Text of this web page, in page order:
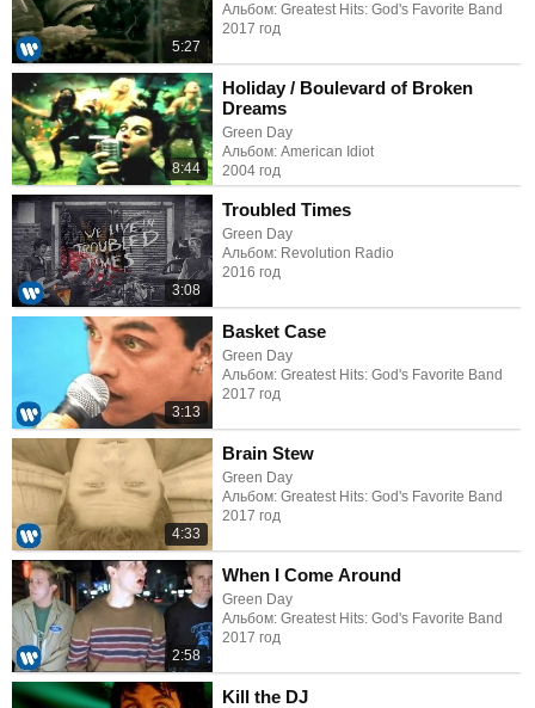
5:27
Альбом: Greatest Hits: God's Favorite Band
2017 год
8:44
Holiday / Boulevard of Broken
Dreams
Green Day
Альбом: American Idiot
2004 год
3:08
Troubled Times
Green Day
Альбом: Revolution Radio
2016 год
3:13
Basket Case
Green Day
Альбом: Greatest Hits: God's Favorite Band
2017 год
4:33
Brain Stew
Green Day
Альбом: Greatest Hits: God's Favorite Band
2017 год
2:58
When I Come Around
Green Day
Альбом: Greatest Hits: God's Favorite Band
2017 год
Kill the DJ